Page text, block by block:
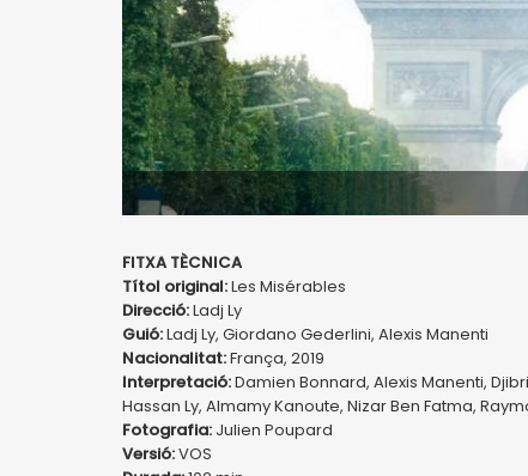
FITXA TÈCNICA
Títol original:Les Misérables
Direcció:Ladj Ly
Guió:Ladj Ly, Giordano Gederlini, Alexis Manenti
Nacionalitat:França, 2019
Interpretació:Damien Bonnard, Alexis Manenti,
Hassan Ly, Almamy Kanoute, Nizar Ben Fatma,
Fotografia: Julien Poupard
Versió:VOS